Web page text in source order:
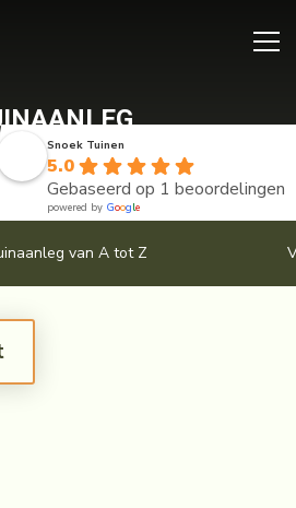
Snoek Tuinen
5.0
Gebaseerd op 1 beoordelingen
powered by Google
van A tot Z